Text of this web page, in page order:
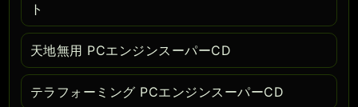
ト
天地無用 PCエンジンスーパーCD
テラフォーミング PCエンジンスーパーCD